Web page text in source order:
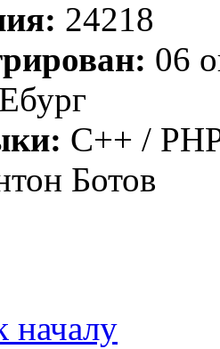
24218
06
Ебург
C++ /
Ботов
началу